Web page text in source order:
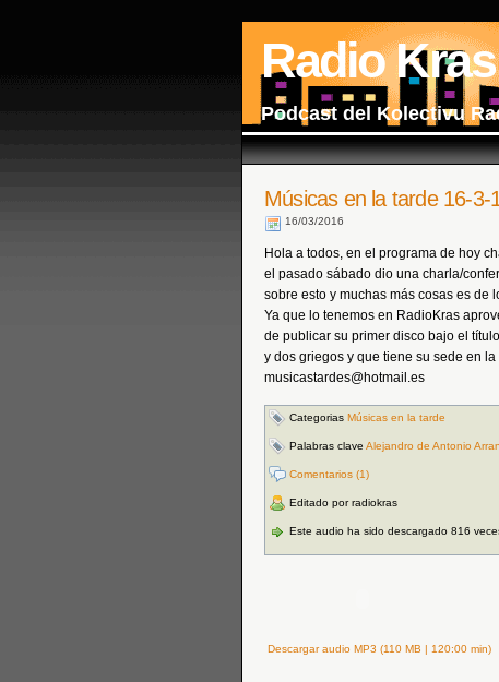
Radio
Podcast del Kolectivu
Músicas en la tarde 16-3-
16/03/2016
Hola a todos, en el programa de hoy
el pasado sábado dio una charla/
sobre esto y muchas más cosas es de
Ya que lo tenemos en RadioKras
de publicar su primer disco bajo el
y dos griegos y que tiene su sede en
musicastardes@hotmail.es
Categorias Músicas en la tarde
Palabras clave Alejandro de Antonio
Comentarios (1)
Editado por radiokras
Este audio ha sido descargado 816
Descargar audio MP3 (110 MB | 120:00 min)